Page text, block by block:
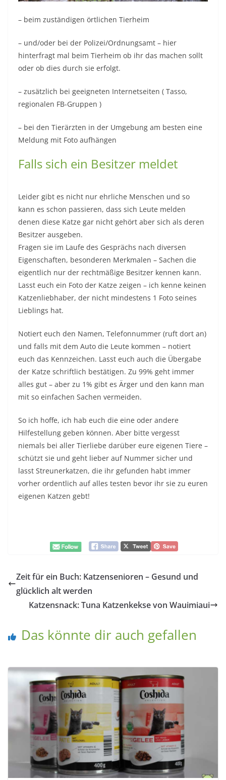
– beim zuständigen örtlichen Tierheim
– und/oder bei der Polizei/Ordnungsamt – hier
hinterfragt mal beim Tierheim ob ihr das machen sollt
oder ob dies durch sie erfolgt.
– zusätzlich bei geeigneten Internetseiten ( Tasso,
regionalen FB-Gruppen )
– bei den Tierärzten in der Umgebung am besten eine
Meldung mit Foto aufhängen
Falls sich ein Besitzer meldet
Leider gibt es nicht nur ehrliche Menschen und so
kann es schon passieren, dass sich Leute melden
denen diese Katze gar nicht gehört aber sich als deren
Besitzer ausgeben.
Fragen sie im Laufe des Gesprächs nach diversen
Eigenschaften, besonderen Merkmalen – Sachen die
eigentlich nur der rechtmäßige Besitzer kennen kann.
Lasst euch ein Foto der Katze zeigen – ich kenne keinen
Katzenliebhaber, der nicht mindestens 1 Foto seines
Lieblings hat.
Notiert euch den Namen, Telefonnummer (ruft dort an)
und falls mit dem Auto die Leute kommen – notiert
euch das Kennzeichen. Lasst euch auch die Übergabe
der Katze schriftlich bestätigen. Zu 99% geht immer
alles gut – aber zu 1% gibt es Ärger und den kann man
mit so einfachen Sachen vermeiden.
So ich hoffe, ich hab euch die eine oder andere
Hilfestellung geben können. Aber bitte vergesst
niemals bei aller Tierliebe darüber eure eigenen Tiere –
schützt sie und geht lieber auf Nummer sicher und
lasst Streunerkatzen, die ihr gefunden habt immer
vorher ordentlich auf alles testen bevor ihr sie zu euren
eigenen Katzen gebt!
Zeit für ein Buch: Katzensenioren – Gesund und
glücklich alt werden
Katzensnack: Tuna Katzenkekse von Wauimiaui
Das könnte dir auch gefallen